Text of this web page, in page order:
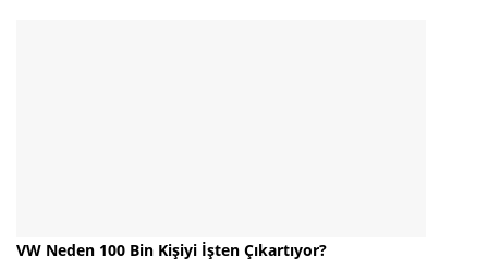
VW Neden 100 Bin Kişiyi İşten Çıkartıyor?